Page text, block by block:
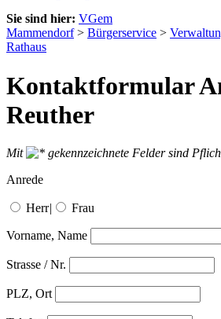
Sie sind hier: VGem
Mammendorf> Bürgerservice >
Rathaus
Kontaktformular
Reuther
Mit
gekennzeichnete Felder sind
Anrede
Herr| Frau
Vorname, Name
Strasse / Nr.
PLZ, Ort